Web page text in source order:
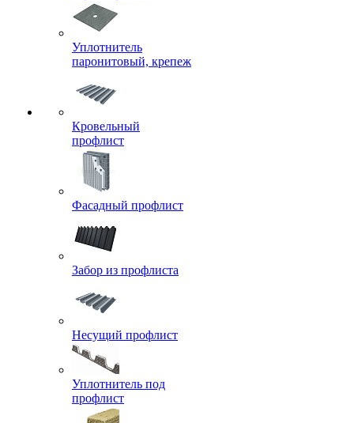
Уплотнитель
паронитовый, крепеж
Кровельный
профлист
Фасадный профлист
Забор из профлиста
Несущий профлист
Уплотнитель под
профлист